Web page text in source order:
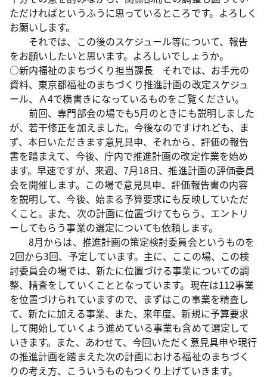
ただければというふうに思っているところです。よろしく
お願いします。
それでは、この後のスケジュール等について、報告
をお願いしたいと思います。よろしいでしょうか。
○新内福祉のまちづくり担当課長 それでは、お手元の
資料、東京都福祉のまちづくり推進計画の改定スケジュ
ール、Ａ4で横書きになっているものをご覧ください。
前回、専門部会の場でも5月のときにも説明しました
が、若干修正を加えました。今後なのですけれども、ま
ず、本日いただきます意見具申、それから、評価の報告
書を踏まえて、今後、庁内で推進計画の改定作業を始め
ます。早速ですが、来週、7月18日、推進計画の評価委員
会を開催します。この場で意見具申、評価報告書の内容
を説明して、今後、始まる予算要求にも反映していただ
くこと。また、次の計画に位置づけてもらう、エントリ
ーしてもらう事業の選定についても依頼します。
8月からは、推進計画の策定検討委員会というものを
2回から3回、予定しています。主に、ここの場、この検
討委員会の場では、新たに位置づける事業についての調
整、精査をしていくこととなっています。現在は112事業
を位置づけられていますので、まずはこの事業を精査し
て、新たに加える事業、また、来年度、新規に予算要求
して開始していくよう進めている事業も含めて選定して
いきます。また、あわせて、今回いただく意見具申や現行
の推進計画を踏まえた次の計画における福祉のまちづく
りの考え方、こういうものもつくり上げていきます。